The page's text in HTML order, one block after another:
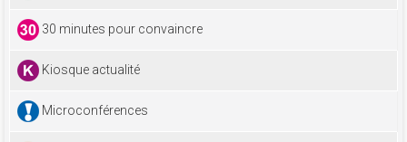
30 minutes pour convaincre
Kiosque actualité
Microconférences